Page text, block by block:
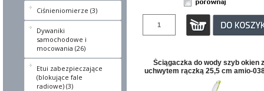
Ciśnieniomierze (3)
Dywaniki
samochodowe i
mocowania (26)
Etui zabezpieczające
(blokujące fale
radiowe) (3)
Ściągaczka do wody szyb okien z
uchwytem rączką 25,5 cm amio-